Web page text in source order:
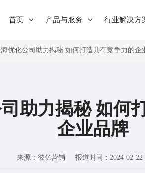
首页 产品与服务 行业解决方
优化公司助力揭秘 如何打造具有竞争力的企
助力揭秘 如何
企业品牌
来源：彼亿营销 报道时间：2024-02-22